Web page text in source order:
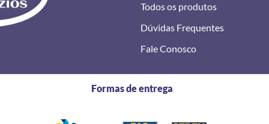
Todos os produtos
Dúvidas Frequentes
Fale Conosco
Formas de entrega